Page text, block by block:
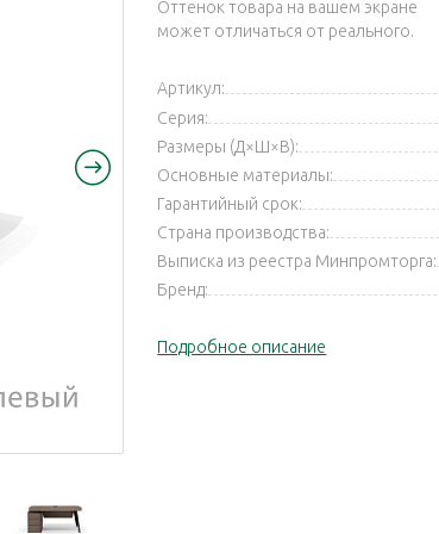
Оттенок товара на вашем экране
может отличаться от реального.
Артикул:
Серия:
Размеры (Д×Ш×В):
Основные материалы:
Гарантийный срок:
Страна производства:
Выписка из реестра Минпромторга:
Бренд:
Подробное описание